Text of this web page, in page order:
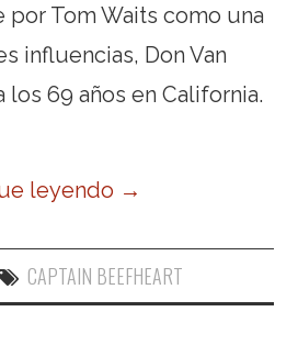
Tom Waits como una
influencias, Don Van
69 años en California.
leyendo →
CAPTAIN BEEFHEART